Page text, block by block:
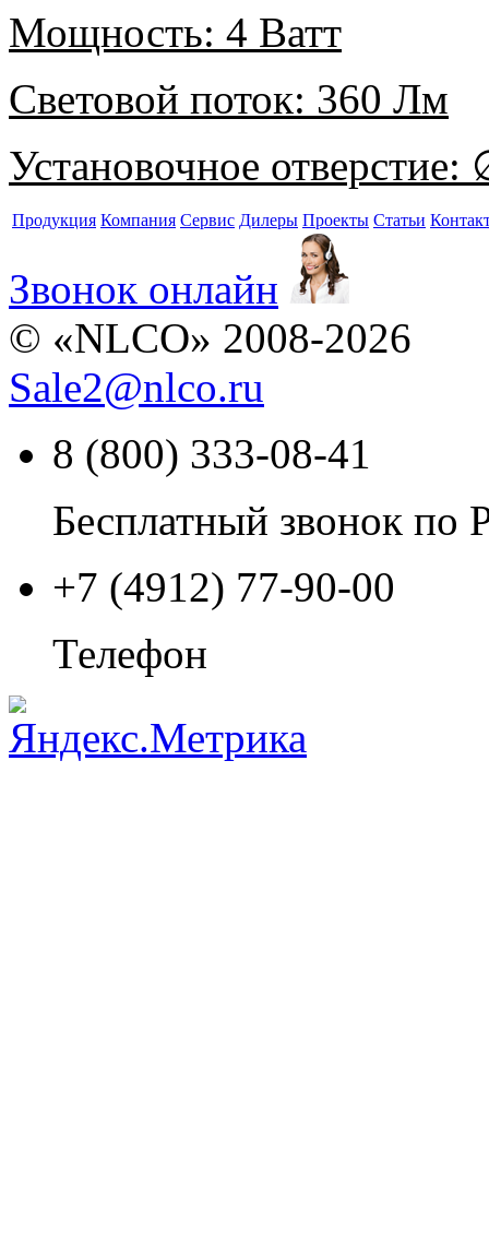
Мощность: 4 Ватт
Световой поток: 360 Лм
Установочное отверстие:
Продукция Компания Сервис Дилеры Проекты Статьи
Звонок онлайн
© «NLCO» 2008-2026
Sale2@nlco.ru
8 (800) 333-08-41
Бесплатный звонок по
+7 (4912) 77-90-00
Телефон